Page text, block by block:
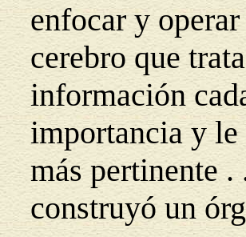
enfocar y
cerebro que
información
importancia y
más pertinente
construyó un